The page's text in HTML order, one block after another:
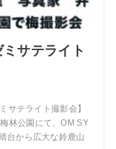
サテライト
サテライト撮影会】
林公園にて、OM SY
台から広大な鈴鹿山